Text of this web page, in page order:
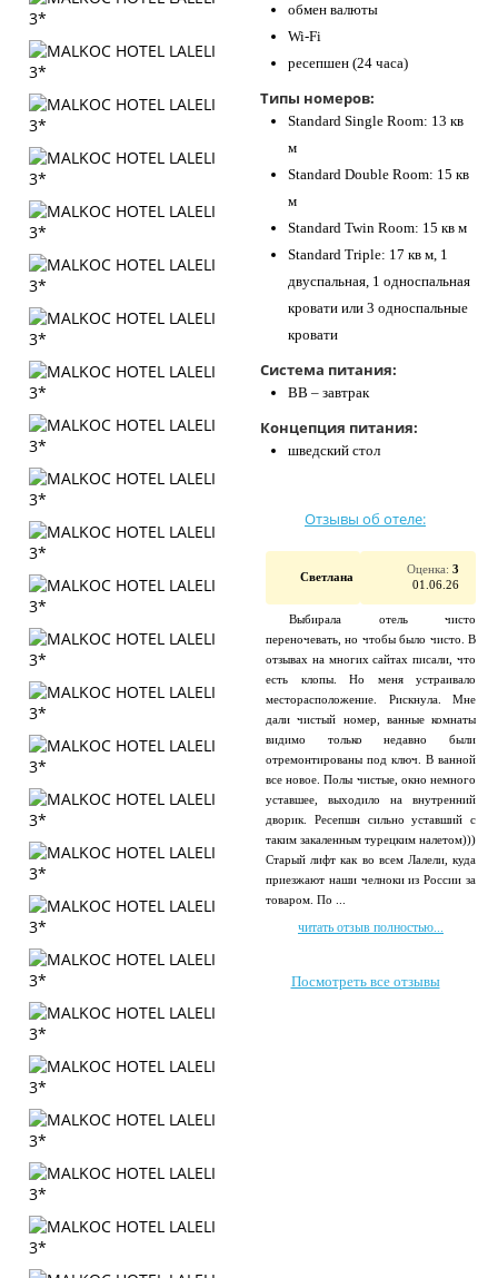
обмен валюты
Wi-Fi
ресепшен (24 часа)
Типы номеров:
Standard Single Room: 13 кв
м
Standard Double Room: 15 кв
м
Standard Twin Room: 15 кв м
Standard Triple: 17 кв м, 1
двуспальная, 1 односпальная
кровати или 3 односпальные
кровати
Система питания:
BB – завтрак
Концепция питания:
шведский стол
Отзывы об отеле:
Светлана
Оценка: 3
01.06.26
Выбирала отель чисто
переночевать, но чтобы было чисто. В
отзывах на многих сайтах писали, что
есть клопы. Но меня устраивало
месторасположение. Рискнула. Мне
дали чистый номер, ванные комнаты
видимо только недавно были
отремонтированы под ключ. В ванной
все новое. Полы чистые, окно немного
уставшее, выходило на внутренний
дворик. Ресепшн сильно уставший с
таким закаленным турецким налетом)))
Старый лифт как во всем Лалели, куда
приезжают наши челноки из России за
товаром. По ...
читать отзыв полностью...
Посмотреть все отзывы